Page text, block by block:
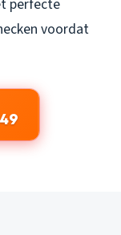
perfecte
voordat